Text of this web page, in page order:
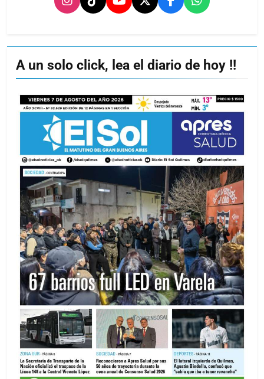
A un solo click, lea el diario de hoy !!